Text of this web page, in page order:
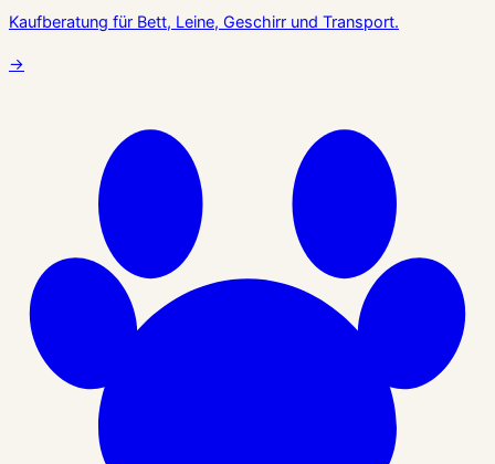
Kaufberatung für Bett, Leine, Geschirr und Transport.
→